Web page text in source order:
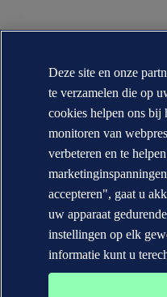
Deze site en onze
te verzamelen die op
cookies helpen ons bij
monitoren van
verbeteren en te
accepteren", gaat u
uw apparaat
instellingen op elk
informatie kunt u